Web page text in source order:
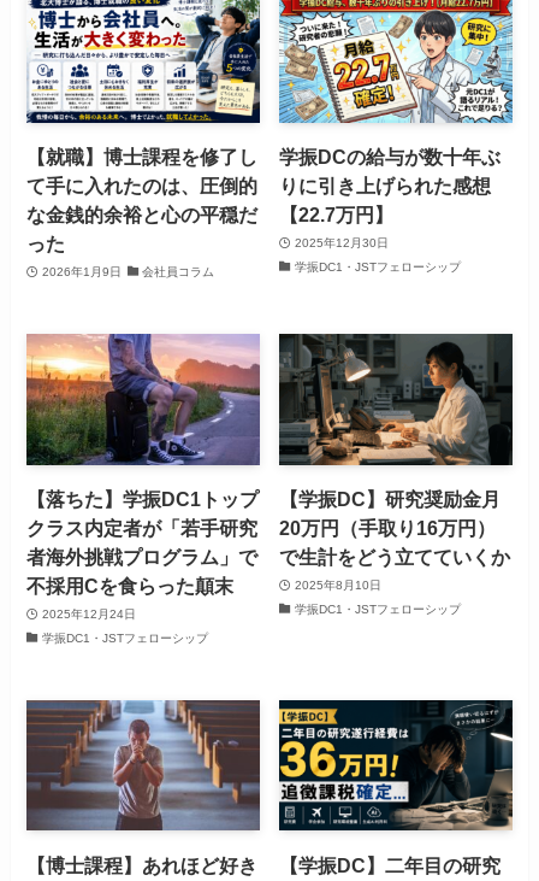
【就職】博士課程を修了し
て手に入れたのは、圧倒的
な金銭的余裕と心の平穏だ
った
2026年1月9日 会社員コラム
学振DCの給与が数十年ぶ
りに引き上げられた感想
【22.7万円】
2025年12月30日
学振DC1・JSTフェローシップ
【落ちた】学振DC1トップ
クラス内定者が「若手研究
者海外挑戦プログラム」で
不採用Cを食らった顛末
2025年12月24日
学振DC1・JSTフェローシップ
【学振DC】研究奨励金月
20万円（手取り16万円）
で生計をどう立てていくか
2025年8月10日
学振DC1・JSTフェローシップ
【博士課程】あれほど好き
【学振DC】二年目の研究